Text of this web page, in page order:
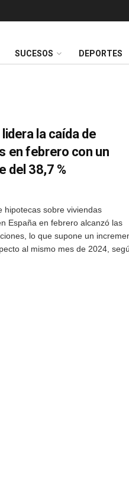
SUCESOS DEPORTES
la caída de
en febrero con un
del 38,7 %
hipotecas sobre viviendas
España en febrero alcanzó las
lo que supone un
al mismo mes de 2024,